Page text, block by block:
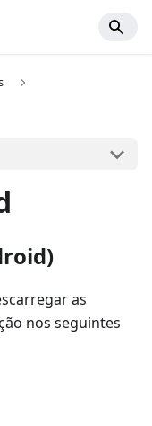
as
nos seguintes